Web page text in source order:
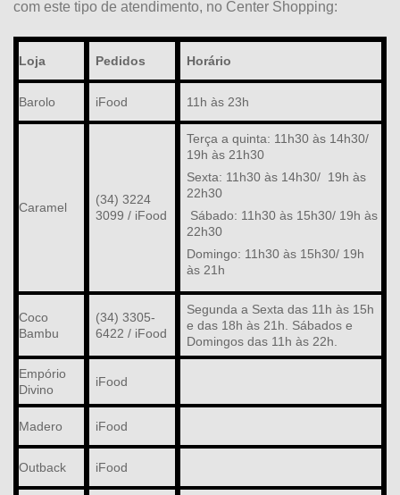
com este tipo de atendimento, no Center Shopping:
Loja Pedidos Horário
Barolo iFood 11h às 23h
Caramel
(34) 3224
3099 / iFood
Terça a quinta: 11h30 às 14h30/
19h às 21h30
Sexta: 11h30 às 14h30/ 19h às
22h30
Sábado: 11h30 às 15h30/ 19h às
22h30
Domingo: 11h30 às 15h30/ 19h
às 21h
Coco
Bambu
(34) 3305-
6422 / iFood
Segunda a Sexta das 11h às 15h
e das 18h às 21h. Sábados e
Domingos das 11h às 22h.
Empório
Divino
iFood
Madero iFood
Outback iFood